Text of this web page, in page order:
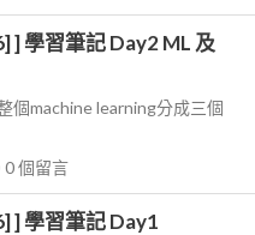
學習筆記 Day2 ML 及
個machine learning分成三個
0個留言
] 學習筆記 Day1